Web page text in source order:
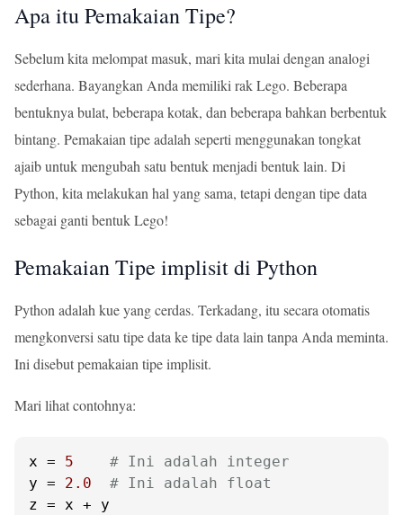
Apa itu Pemakaian Tipe?
Sebelum kita melompat masuk, mari kita mulai dengan analogi
sederhana. Bayangkan Anda memiliki rak Lego. Beberapa
bentuknya bulat, beberapa kotak, dan beberapa bahkan berbentuk
bintang. Pemakaian tipe adalah seperti menggunakan tongkat
ajaib untuk mengubah satu bentuk menjadi bentuk lain. Di
Python, kita melakukan hal yang sama, tetapi dengan tipe data
sebagai ganti bentuk Lego!
Pemakaian Tipe implisit di Python
Python adalah kue yang cerdas. Terkadang, itu secara otomatis
mengkonversi satu tipe data ke tipe data lain tanpa Anda meminta.
Ini disebut pemakaian tipe implisit.
Mari lihat contohnya:
x = 5
# Ini adalah integer
y = 2.0
# Ini adalah float
z = x + y